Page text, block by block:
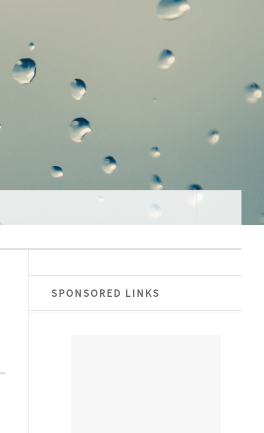
SPONSORED LINKS